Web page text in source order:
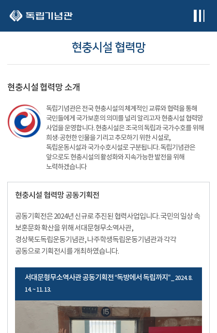
현충시설 협력망
현충시설 협력망 소개
독립기념관은 전국 현충시설의 체계적인 교류와 협력을 통해
국민들에게 국가보훈의 의미를 널리 알리고자 현충시설 협력망
사업을 운영합니다. 현충시설은 조국의 독립과 국가수호를 위해
희생·공헌한 인물을 기리고 추모하기 위한 시설로,
독립운동시설과 국가수호시설로 구분됩니다. 독립기념관은
앞으로도 현충시설의 활성화와 지속가능한 발전을 위해
노력하겠습니다
현충시설 협력망 공동기획전
공동기획전은 2024년 신규로 추진된 협력사업입니다. 국민의 일상 속
보훈문화 확산을 위해 서대문형무소역사관,
경상북도독립운동기념관, 나주학생독립운동기념관과 각각
공동으로 기획전시를 개최하였습니다.
서대문형무소역사관 공동기획전 “독방에서 독립까지”_ 2024. 8.
14. ~ 11. 13.